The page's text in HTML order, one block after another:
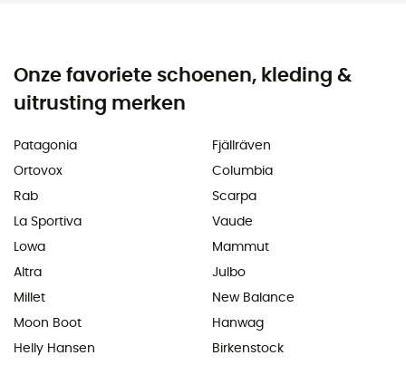
Onze favoriete schoenen, kleding &
uitrusting merken
Patagonia
Ortovox
Rab
La Sportiva
Lowa
Altra
Millet
Moon Boot
Helly Hansen
Fjällräven
Columbia
Scarpa
Vaude
Mammut
Julbo
New Balance
Hanwag
Birkenstock